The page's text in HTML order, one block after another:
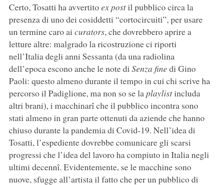
Certo, Tosatti ha avvertitoex postil pubblico circa la
presenza di uno dei cosiddetti “cortocircuiti”, per usare
un termine caro ai curators, che dovrebbero aprire a
letture altre: malgrado la ricostruzione ci riporti
nell’Italia degli anni Sessanta (da una radiolina
dell’epoca escono anche le note di Senza finedi Gino
Paoli: questo almeno durante il tempo in cui chi scrive ha
percorso il Padiglione, ma non so se la playlistincluda
altri brani), i macchinarî che il pubblico incontra sono
stati almeno in gran parte ottenuti da aziende che hanno
chiuso durante la pandemia di Covid-19. Nell’idea di
Tosatti, l’espediente dovrebbe comunicare gli scarsi
progressi che l’idea del lavoro ha compiuto in Italia negli
ultimi decennî. Evidentemente, se le macchine sono
nuove, sfugge all’artista il fatto che per un pubblico di